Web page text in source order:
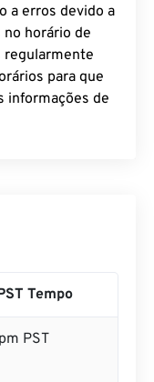
a erros devido a
horário de
regularmente
para que
informações de
Tempo
PST